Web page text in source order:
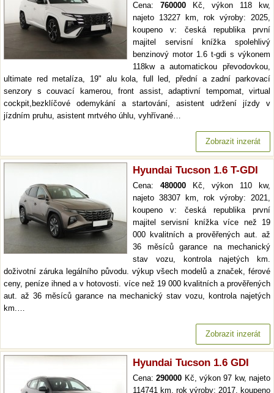
Cena: 760000 Kč, výkon 118 kw,
najeto 13227 km, rok výroby: 2025,
koupeno v: česká republika první
majitel servisní knížka spolehlivý
benzinový motor 1.6 t-gdi s výkonem
118kw a automatickou převodovkou,
ultimate red metalíza, 19" alu kola, full led, přední a zadní parkovací
senzory s couvací kamerou, front assist, adaptivní tempomat, virtual
cockpit,bezklíčové odemykání a startování, asistent udržení jízdy v
jízdním pruhu, asistent mrtvého úhlu, vyhřívané…
Zobrazit inzerát
Hyundai Tucson 1.6 T-GDI
Cena: 480000 Kč, výkon 110 kw,
najeto 38307 km, rok výroby: 2021,
koupeno v: česká republika první
majitel servisní knížka více než 19
000 kvalitních a prověřených aut. až
36 měsíců garance na mechanický
stav vozu, kontrola najetých km.
doživotní záruka legálního původu. výkup všech modelů a značek, férové
ceny, peníze ihned a v hotovosti. více než 19 000 kvalitních a prověřených
aut. až 36 měsíců garance na mechanický stav vozu, kontrola najetých
km.…
Zobrazit inzerát
Hyundai Tucson 1.6 GDI
Cena:290000 Kč, výkon 97 kw, najeto
114741 km, rok výroby: 2017, koupeno